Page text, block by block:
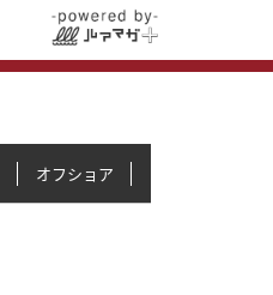
オフショア